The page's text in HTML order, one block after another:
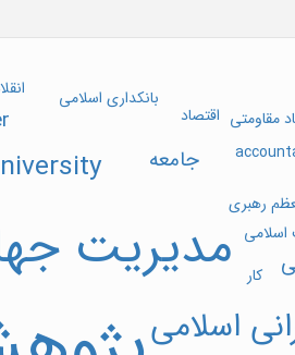
شمال دانشگاه
مدیریت
اسلامی
جامعه
رهبری
بانکداری اسلامی
اقتصاد
کار
مقاومتی